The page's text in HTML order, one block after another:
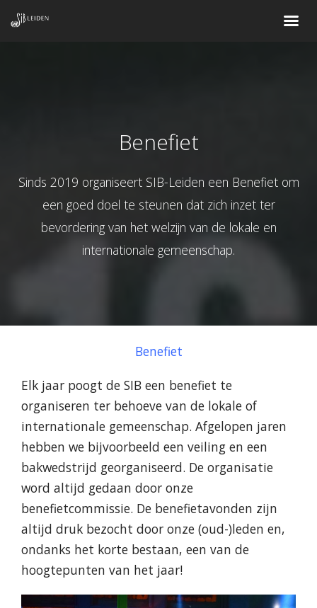
Benefiet
Sinds 2019 organiseert SIB-Leiden een Benefiet om
een goed doel te steunen dat zich inzet ter
bevordering van het welzijn van de lokale en
internationale gemeenschap.
Benefiet
Elk jaar poogt de SIB een benefiet te
organiseren ter behoeve van de lokale of
internationale gemeenschap. Afgelopen jaren
hebben we bijvoorbeeld een veiling en een
bakwedstrijd georganiseerd. De organisatie
word altijd gedaan door onze
benefietcommissie. De benefietavonden zijn
altijd druk bezocht door onze (oud-)leden en,
ondanks het korte bestaan, een van de
hoogtepunten van het jaar!